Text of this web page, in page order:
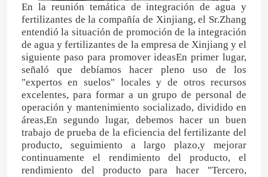
En la reunión temática de integración de agua y
fertilizantes de la compañía de Xinjiang, el Sr.Zhang
entendió la situación de promoción de la integración
de agua y fertilizantes de la empresa de Xinjiang y el
siguiente paso para promover ideasEn primer lugar,
señaló que debíamos hacer pleno uso de los
"expertos en suelos" locales y de otros recursos
excelentes, para formar a un grupo de personal de
operación y mantenimiento socializado, dividido en
áreas,En segundo lugar, debemos hacer un buen
trabajo de prueba de la eficiencia del fertilizante del
producto, seguimiento a largo plazo,y mejorar
continuamente el rendimiento del producto, el
rendimiento del producto para hacer "Tercero,